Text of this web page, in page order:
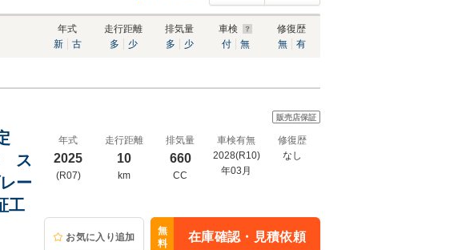
年式
新
古
走行距離
多
少
排気量
多
少
車検
付
無
修復歴
無
有
ス
ー
工
販売店保証
年式
2025
(R07)
走行距離
10
km
排気量
660
CC
車検有無
2028(R10)
年03月
修復歴
なし
お気に入り追加
無
料
在庫確認・見積依頼